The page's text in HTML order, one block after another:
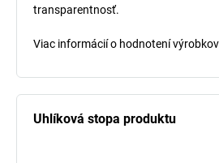
transparentnosť.
Viac informácií o hodnotení
Uhlíková stopa produktu